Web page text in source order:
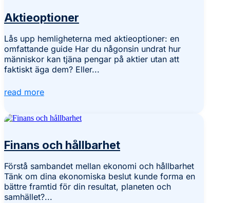
Aktieoptioner
Lås upp hemligheterna med aktieoptioner: en
omfattande guide Har du någonsin undrat hur
människor kan tjäna pengar på aktier utan att
faktiskt äga dem? Eller...
read more
Finans och hållbarhet
Förstå sambandet mellan ekonomi och hållbarhet
Tänk om dina ekonomiska beslut kunde forma en
bättre framtid för din resultat, planeten och
samhället?...